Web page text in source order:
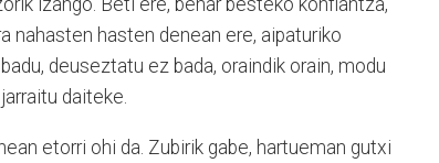
izango. Beti ere, behar besteko konfiantza,
nahasten hasten denean ere, aipaturiko
deuseztatu ez bada, oraindik orain, modu
daiteke.
etorri ohi da. Zubirik gabe, hartueman gutxi